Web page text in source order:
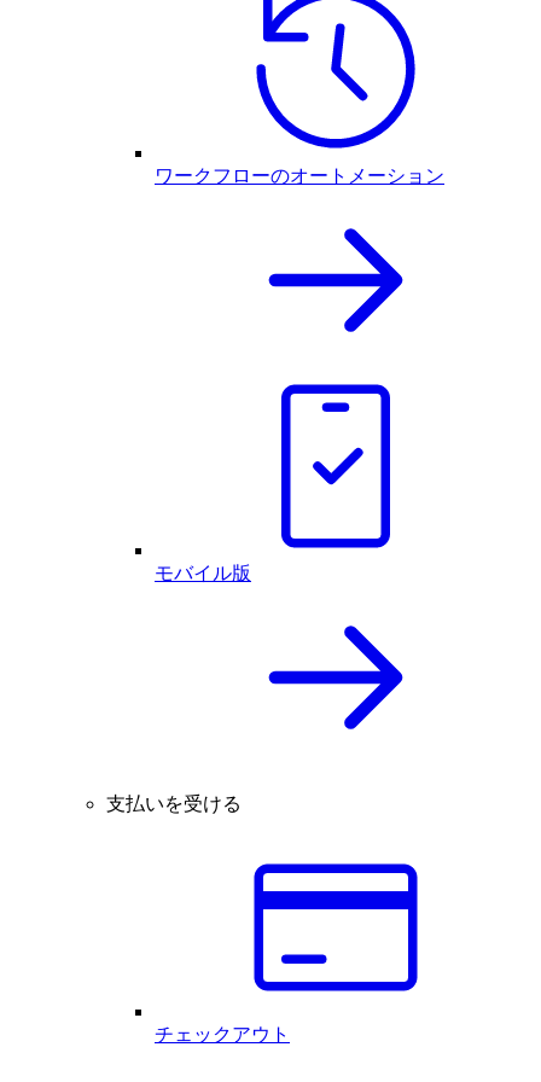
ワークフローのオートメーション
モバイル版
支払いを受ける
チェックアウト